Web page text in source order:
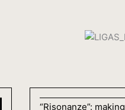
“Risonanze”: